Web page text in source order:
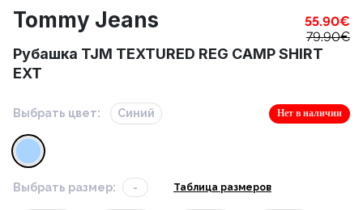
Tommy Jeans 55.90€
79.90€
Рубашка TJM TEXTURED REG CAMP SHIRT
EXT
Выбрать цвет: Синий Нет в наличии
Выбрать размер: - Таблица размеров